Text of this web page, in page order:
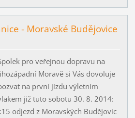
- Moravské Budějovice
pro veřejnou dopravu na
Moravě si Vás dovoluje
na první jízdu výletním
již tuto sobotu 30. 8. 2014:
odjezd z Moravských Budějovic